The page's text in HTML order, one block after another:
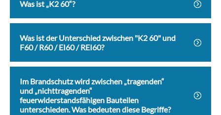
Was ist „K2 60“?
Was ist der Unterschied zwischen "K2 60" und
F60 / R60 / EI60 / REI60?
Im Brandschutz wird zwischen „tragenden“
und „nichttragenden“
feuerwiderstandsfähigen Bauteilen
unterschieden. Was bedeuten diese Begriffe?